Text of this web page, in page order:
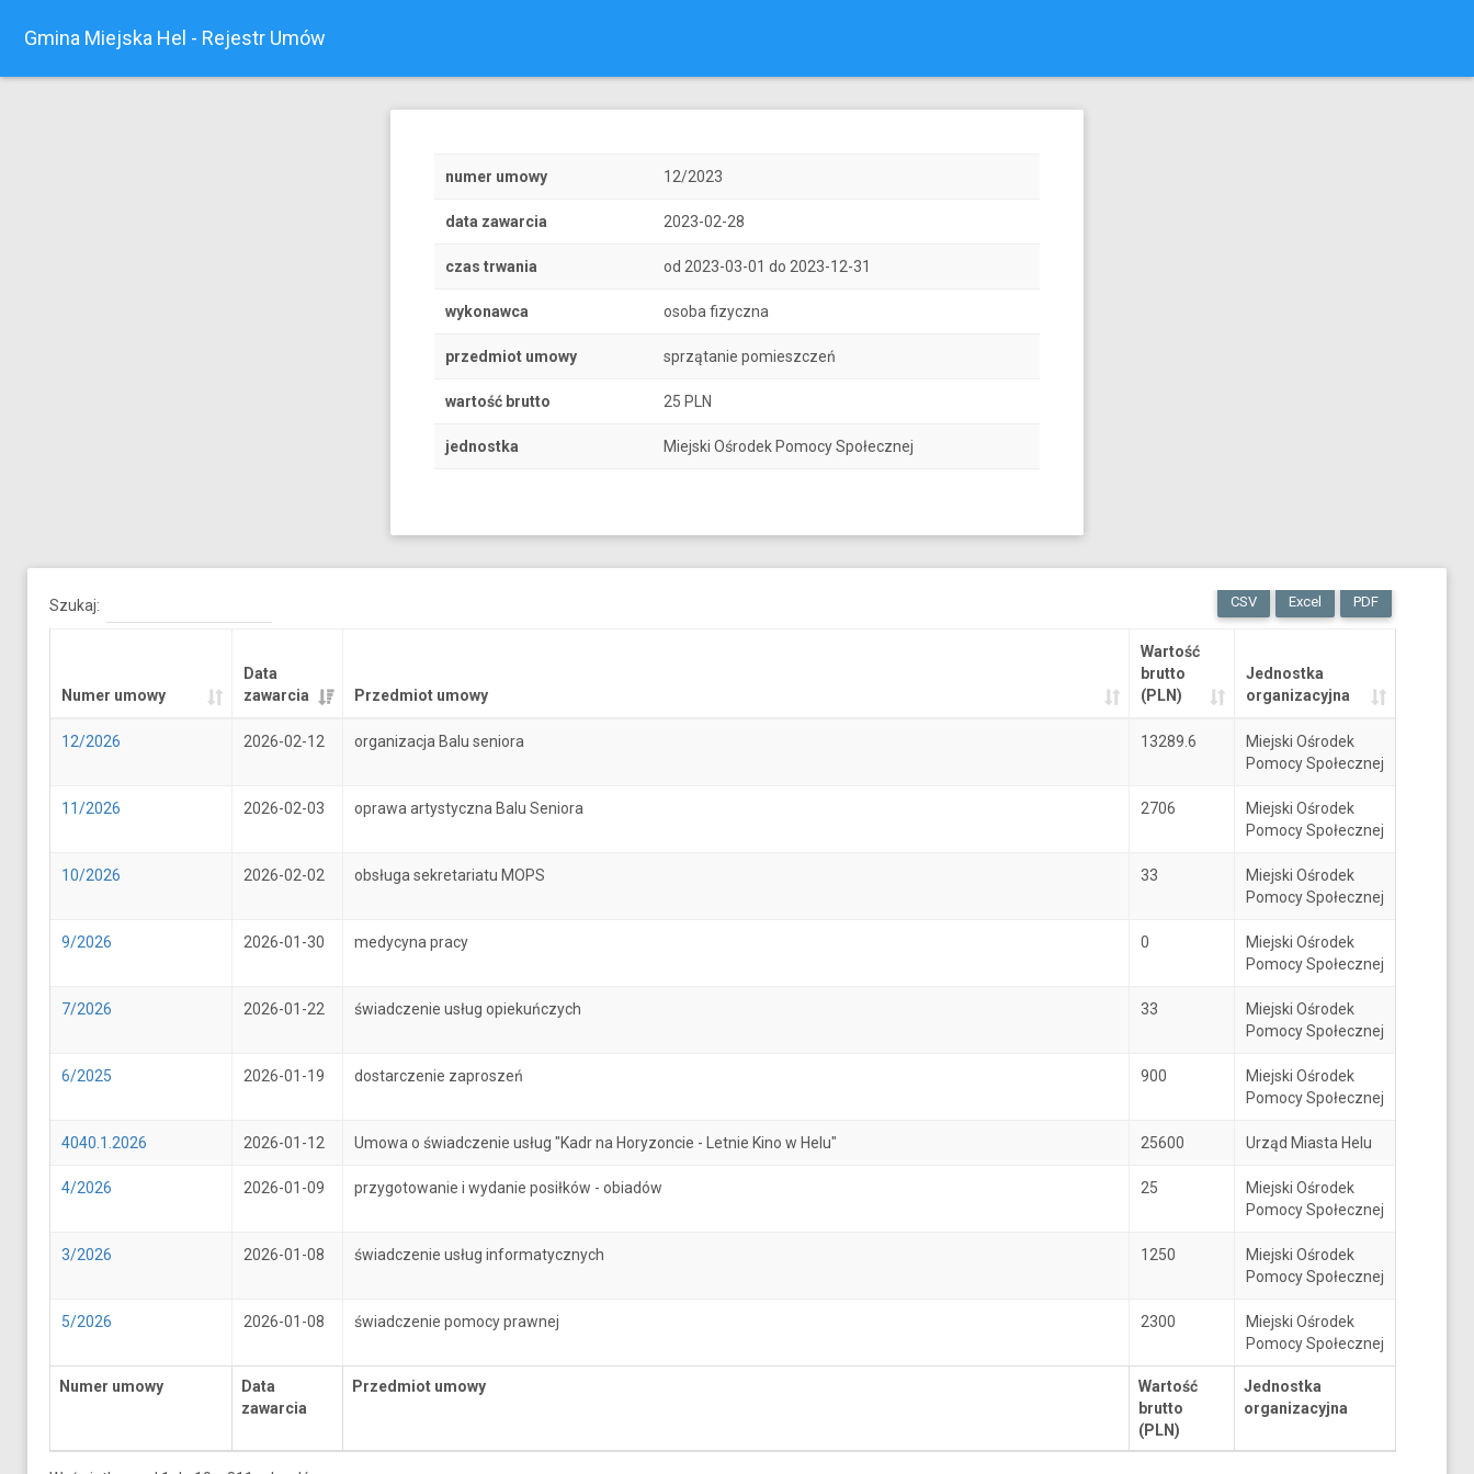
Gmina Miejska Hel - Rejestr Umów
numer umowy 12/2023
data zawarcia 2023-02-28
czas trwania od 2023-03-01 do 2023-12-31
wykonawca osoba fizyczna
przedmiot umowy sprzątanie pomieszczeń
wartość brutto 25 PLN
jednostka Miejski Ośrodek Pomocy Społecznej
CSV Excel PDF
Szukaj:
Numer umowy
Data
zawarcia
Przedmiot umowy
Wartość
brutto
(PLN)
Jednostka
organizacyjna
Numer umowy
Data
zawarcia
Przedmiot umowy
Wartość
brutto
(PLN)
Jednostka
organizacyjna
12/2026 2026-02-12 organizacja Balu seniora 13289.6
Miejski Ośrodek
Pomocy Społecznej
11/2026 2026-02-03 oprawa artystyczna Balu Seniora 2706
Miejski Ośrodek
Pomocy Społecznej
10/2026 2026-02-02 obsługa sekretariatu MOPS 33
Miejski Ośrodek
Pomocy Społecznej
9/2026 2026-01-30 medycyna pracy 0
Miejski Ośrodek
Pomocy Społecznej
7/2026 2026-01-22 świadczenie usług opiekuńczych 33
Miejski Ośrodek
Pomocy Społecznej
6/2025 2026-01-19 dostarczenie zaproszeń 900
Miejski Ośrodek
Pomocy Społecznej
4040.1.2026 2026-01-12 Umowa o świadczenie usług "Kadr na Horyzoncie - Letnie Kino w Helu" 25600 Urząd Miasta Helu
4/2026 2026-01-09 przygotowanie i wydanie posiłków - obiadów 25
Miejski Ośrodek
Pomocy Społecznej
3/2026 2026-01-08 świadczenie usług informatycznych 1250
Miejski Ośrodek
Pomocy Społecznej
5/2026 2026-01-08 świadczenie pomocy prawnej 2300
Miejski Ośrodek
Pomocy Społecznej